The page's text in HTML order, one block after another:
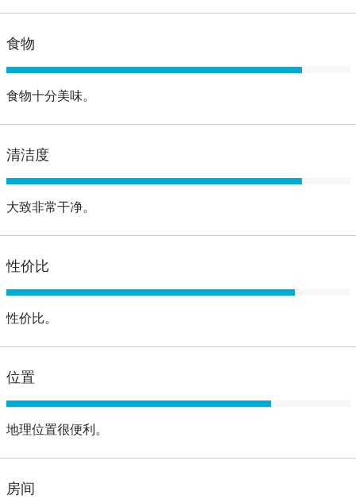
食物
食物十分美味。
清洁度
大致非常干净。
性价比
性价比。
位置
地理位置很便利。
房间